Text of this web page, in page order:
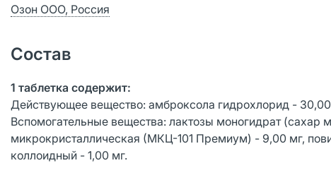
Озон ООО, Россия
Состав
1 таблетка содержит:
Действующее вещество: амброксола гидрохлорид -
Вспомогательные вещества: лактозы моногидрат
микрокристаллическая (МКЦ-101 Премиум) - 9,00 мг,
коллоидный - 1,00 мг.